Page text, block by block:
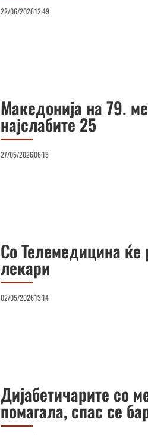
22/06/202612:49
Македонија на 79.
најслабите 25
27/05/202606:15
Со Телемедицина ќе
лекари
02/05/202613:14
Дијабетичарите со
помагала, спас се